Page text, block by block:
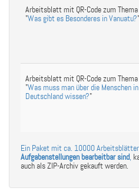
Arbeitsblatt mit QR-Code zum Thema
"Was gibt es Besonderes in Vanuatu?"
Arbeitsblatt mit QR-Code zum Thema
"Was muss man über die Menschen in
Deutschland wissen?"
Ein Paket mit ca. 10000
Aufgabenstellungen bearbeitbar sind,
auch als ZIP-Archiv gekauft werden.